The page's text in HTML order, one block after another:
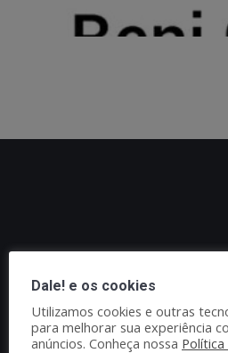
Dale! e os cookies
Utilizamos cookies e outras
para melhorar sua experiência
anúncios. Conheça nossa